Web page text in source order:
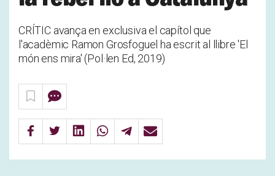
CRÍTIC avança en exclusiva el capítol que
l'acadèmic Ramon Grosfoguel ha escrit al llibre 'El
món ens mira' (Pol·len Ed, 2019)